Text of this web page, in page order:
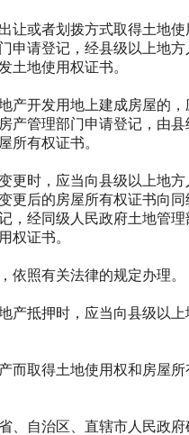
或者划拨方式取得土地使
申请登记，经县级以上地
土地使用权证书。
产开发用地上建成房屋的
产管理部门申请登记，由
所有权证书。
更时，应当向县级以上地
更后的房屋所有权证书向
，经同级人民政府土地管
权证书。
依照有关法律的规定办理。
抵押时，应当向县级以上
而取得土地使用权和房屋
自治区、直辖市人民政府